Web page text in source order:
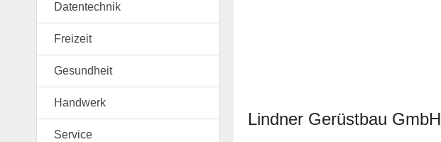
Datentechnik
Freizeit
Gesundheit
Handwerk
Service
Lindner Gerüstbau GmbH